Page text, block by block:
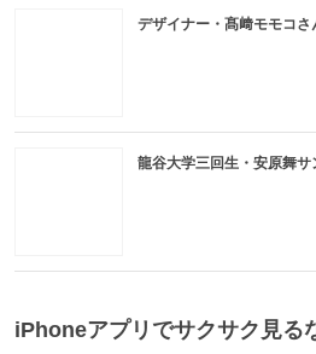
デザイナー・髙﨑モモコ
龍谷大学三回生・安原舞
iPhoneアプリでサクサク見